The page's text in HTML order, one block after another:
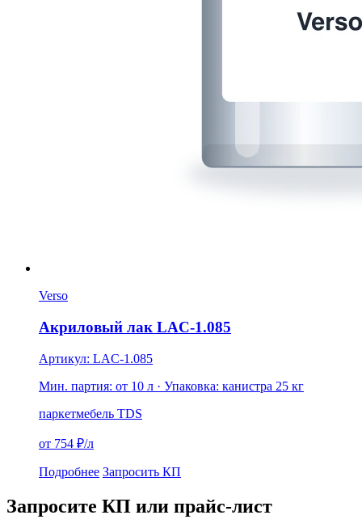
Verso
Акриловый лак LAC-1.085
Артикул: LAC-1.085
Мин. партия: от 10 л · Упаковка: канистра 25 кг
паркетмебель TDS
от 754 ₽/л
Подробнее Запросить КП
Запросите КП или прайс-лист